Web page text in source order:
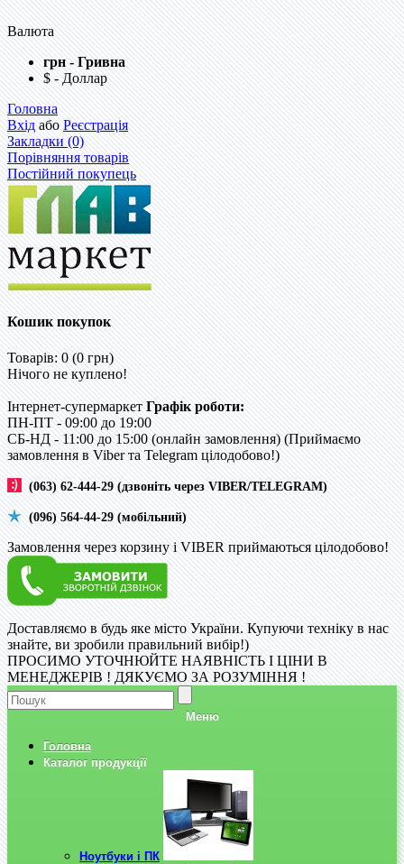
Валюта
грн - Гривна
$ - Доллар
Головна
ВхідабоРеєстрація
Закладки (0)
Порівняння товарів
Постійний покупець
Кошик покупок
Товарів: 0 (0 грн)
Нічого не куплено!
Інтернет-супермаркет Графік роботи:
ПН-ПТ - 09:00 до 19:00
CБ-НД - 11:00 до 15:00 (онлайн замовлення) (Приймаємо
замовлення в Viber та Telegram цілодобово!)
(063) 62-444-29 (дзвоніть через VIBER/TELEGRAM)
(096) 564-44-29 (мобільний)
Замовлення через корзину і VIBER приймаються цілодобово!
Доставляємо в будь яке місто України. Купуючи техніку в нас
знайте, ви зробили правильний вибір!)
ПРОСИМО УТОЧНЮЙТЕ НАЯВНІСТЬ І ЦІНИ В
МЕНЕДЖЕРІВ ! ДЯКУЄМО ЗА РОЗУМІННЯ !
Меню
Головна
Каталог продукції
Ноутбуки і ПК